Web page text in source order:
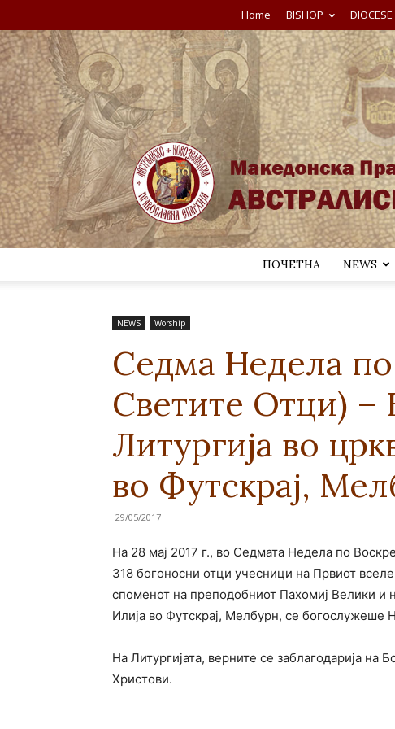
Home BISHOP DIOCESE
ПОЧЕТНА NEWS
NEWS Worship
Седма Недела
Светите Отци) –
Литургија во
во Футскрај,
29/05/2017
На 28 мај 2017 г., во Седмата Недела по
318 богоносни отци учесници на Првиот
споменот на преподобниот Пахомиј Велики и
Илија во Футскрај, Мелбурн, се богослужеше
На Литургијата, верните се заблагодарија на
Христови.